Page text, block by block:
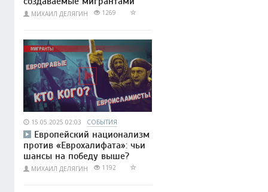
МИХАИЛ ДЕЛЯГИН 1269
15.05.2025 02:03 СОБЫТИЯ
Европейский национализм
против «Еврохалифата»: чьи
шансы на победу выше?
МИХАИЛ ДЕЛЯГИН 1192